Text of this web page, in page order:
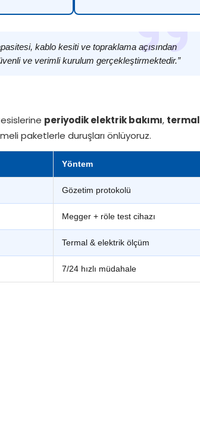
kablo kesiti ve topraklama açısından
ve verimli kurulum gerçekleştirmektedir.”
periyodik elektrik bakımı, termal
paketlerle duruşları önlüyoruz.
Yöntem
Gözetim protokolü
Megger + röle test cihazı
Termal & elektrik ölçüm
7/24 hızlı müdahale